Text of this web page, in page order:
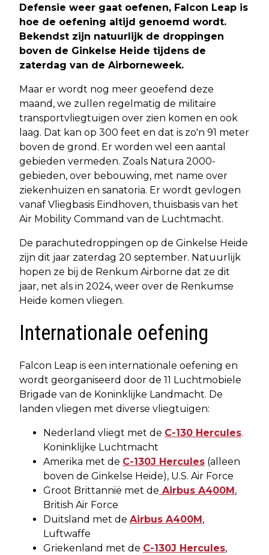
Defensie weer gaat oefenen, Falcon Leap is
hoe de oefening altijd genoemd wordt.
Bekendst zijn natuurlijk de droppingen
boven de Ginkelse Heide tijdens de
zaterdag van de Airborneweek.
Maar er wordt nog meer geoefend deze
maand, we zullen regelmatig de militaire
transportvliegtuigen over zien komen en ook
laag. Dat kan op 300 feet en dat is zo'n 91 meter
boven de grond. Er worden wel een aantal
gebieden vermeden. Zoals Natura 2000-
gebieden, over bebouwing, met name over
ziekenhuizen en sanatoria. Er wordt gevlogen
vanaf Vliegbasis Eindhoven, thuisbasis van het
Air Mobility Command van de Luchtmacht.
De parachutedroppingen op de Ginkelse Heide
zijn dit jaar zaterdag 20 september. Natuurlijk
hopen ze bij de Renkum Airborne dat ze dit
jaar, net als in 2024, weer over de Renkumse
Heide komen vliegen.
Internationale oefening
Falcon Leap is een internationale oefening en
wordt georganiseerd door de 11 Luchtmobiele
Brigade van de Koninklijke Landmacht. De
landen vliegen met diverse vliegtuigen:
Nederland vliegt met de C-130 Hercules.
Koninklijke Luchtmacht
Amerika met de C-130J Hercules (alleen
boven de Ginkelse Heide), U.S. Air Force
Groot Brittannië met de Airbus A400M ,
British Air Force
Duitsland met de Airbus A400M ,
Luftwaffe
Griekenland met de C-130J Hercules,